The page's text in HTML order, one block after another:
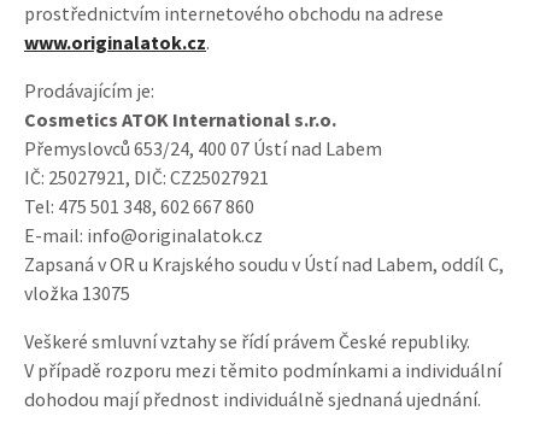
prostřednictvím internetového obchodu na adrese
www.originalatok.cz.
Prodávajícím je:
Cosmetics ATOK International s.r.o.
Přemyslovců 653/24, 400 07 Ústí nad Labem
IČ: 25027921, DIČ: CZ25027921
Tel: 475 501 348, 602 667 860
E-mail: info@originalatok.cz
Zapsaná v OR u Krajského soudu v Ústí nad Labem, oddíl C,
vložka 13075
Veškeré smluvní vztahy se řídí právem České republiky.
V případě rozporu mezi těmito podmínkami a individuální
dohodou mají přednost individuálně sjednaná ujednání.